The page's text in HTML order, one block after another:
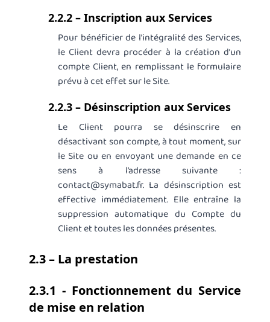
2.2.2 – Inscription aux Services
Pour bénéficier de l’intégralité des Services,
le Client devra procéder à la création d’un
compte Client, en remplissant le formulaire
prévu à cet effet sur le Site.
2.2.3 – Désinscription aux Services
Le Client pourra se désinscrire en
désactivant son compte, à tout moment, sur
le Site ou en envoyant une demande en ce
sens à l’adresse suivante :
contact@symabat.fr. La désinscription est
effective immédiatement. Elle entraîne la
suppression automatique du Compte du
Client et toutes les données présentes.
2.3 – La prestation
2.3.1 - Fonctionnement du Service
de mise en relation